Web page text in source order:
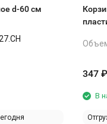
d-60 см
347 ₽
В